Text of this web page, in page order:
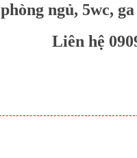
ngủ, 5wc,
Liên hệ